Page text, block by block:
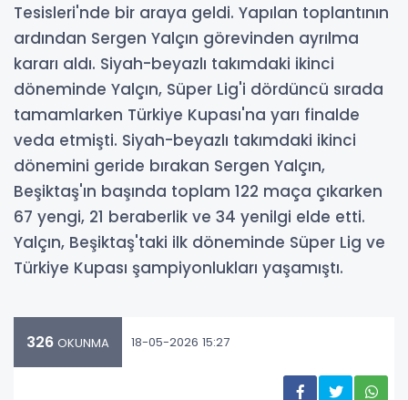
Tesisleri'nde bir araya geldi. Yapılan toplantının
ardından Sergen Yalçın görevinden ayrılma
kararı aldı. Siyah-beyazlı takımdaki ikinci
döneminde Yalçın, Süper Lig'i dördüncü sırada
tamamlarken Türkiye Kupası'na yarı finalde
veda etmişti. Siyah-beyazlı takımdaki ikinci
dönemini geride bırakan Sergen Yalçın,
Beşiktaş'ın başında toplam 122 maça çıkarken
67 yengi, 21 beraberlik ve 34 yenilgi elde etti.
Yalçın, Beşiktaş'taki ilk döneminde Süper Lig ve
Türkiye Kupası şampiyonlukları yaşamıştı.
326 OKUNMA 18-05-2026 15:27